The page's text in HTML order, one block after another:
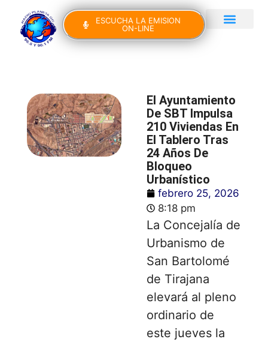
ESCUCHA LA EMISION
ON-LINE
El Ayuntamiento
De SBT Impulsa
210 Viviendas En
El Tablero Tras
24 Años De
Bloqueo
Urbanístico
febrero 25, 2026
8:18 pm
La Concejalía de
Urbanismo de
San Bartolomé
de Tirajana
elevará al pleno
ordinario de
este jueves la